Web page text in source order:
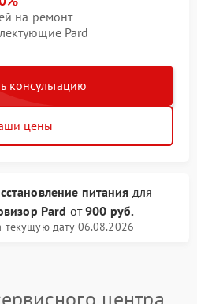
на ремонт
Pard
консультацию
цены
питания для
Pard от900 руб.
текущую дату 06.08.2026